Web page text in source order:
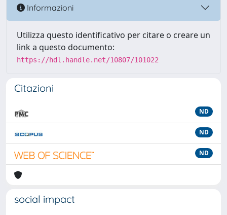
Informazioni
Utilizza questo identificativo per citare o creare un
link a questo documento:
https://hdl.handle.net/10807/101022
Citazioni
ND
ND
ND
social impact